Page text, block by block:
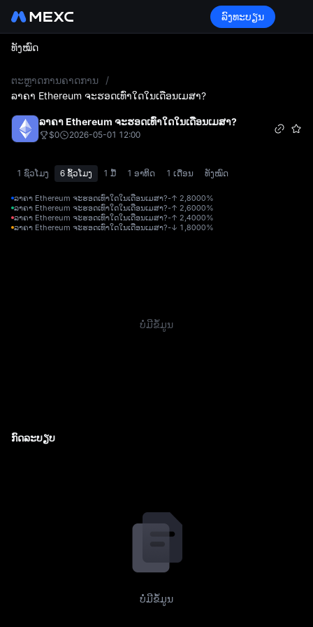
ລົງທະບຽນ
ທັງໝົດ
ຕະຫຼາດການຄາດການ
/
ລາຄາ Ethereum ຈະຮອດເທົ່າໃດໃນເດືອນເມສາ?
ລາຄາ Ethereum ຈະຮອດເທົ່າໃດໃນເດືອນເມສາ?
$0 2026-05-01 12:00
1 ຊົ່ວໂມງ 6 ຊົ້ວໂມງ 1 ມື້ 1 ອາທິດ 1 ເດືອນ ທັງໝົດ
ລາຄາ Ethereum ຈະຮອດເທົ່າໃດໃນເດືອນເມສາ?-↑ 2,8000%
ລາຄາ Ethereum ຈະຮອດເທົ່າໃດໃນເດືອນເມສາ?-↑ 2,6000%
ລາຄາ Ethereum ຈະຮອດເທົ່າໃດໃນເດືອນເມສາ?-↑ 2,4000%
ລາຄາ Ethereum ຈະຮອດເທົ່າໃດໃນເດືອນເມສາ?-↓ 1,8000%
ບໍ່ມີຂໍ້ມູນ
ກົດລະບຽບ
ບໍ່ມີຂໍ້ມູນ